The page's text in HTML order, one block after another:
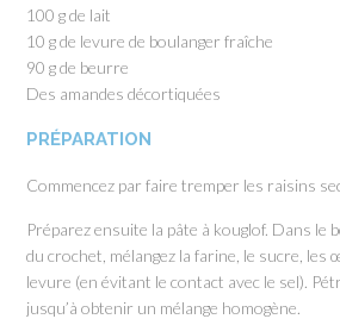
100 g de lait
10 g de levure de boulanger fraîche
90 g de beurre
Des amandes décortiquées
PRÉPARATION
Commencez par faire tremper les raisins
Préparez ensuite la pâte à kouglof. Dans le
du crochet, mélangez la farine, le sucre, les
levure (en évitant le contact avec le sel).
jusqu’à obtenir un mélange homogène.